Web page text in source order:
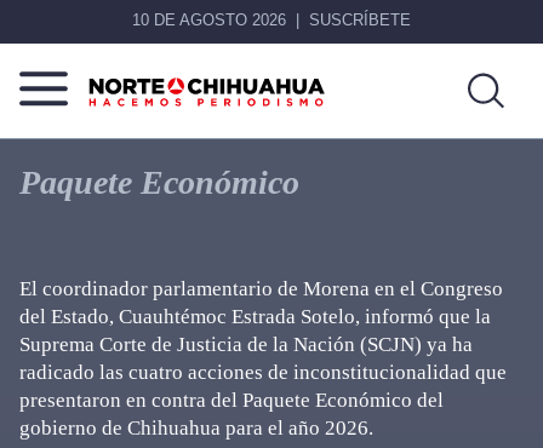
10 DE AGOSTO 2026 SUSCRÍBETE
Norte
De
Chihuahua
Más
que
noticias,
Paquete Económico
El coordinador parlamentario de Morena en el Congreso
del Estado, Cuauhtémoc Estrada Sotelo, informó que la
Suprema Corte de Justicia de la Nación (SCJN) ya ha
radicado las cuatro acciones de inconstitucionalidad que
presentaron en contra del Paquete Económico del
gobierno de Chihuahua para el año 2026.